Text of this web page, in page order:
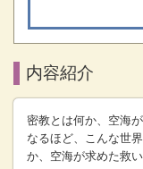
内容紹介
密教とは何か、空海
なるほど、こんな世
か、空海が求めた救